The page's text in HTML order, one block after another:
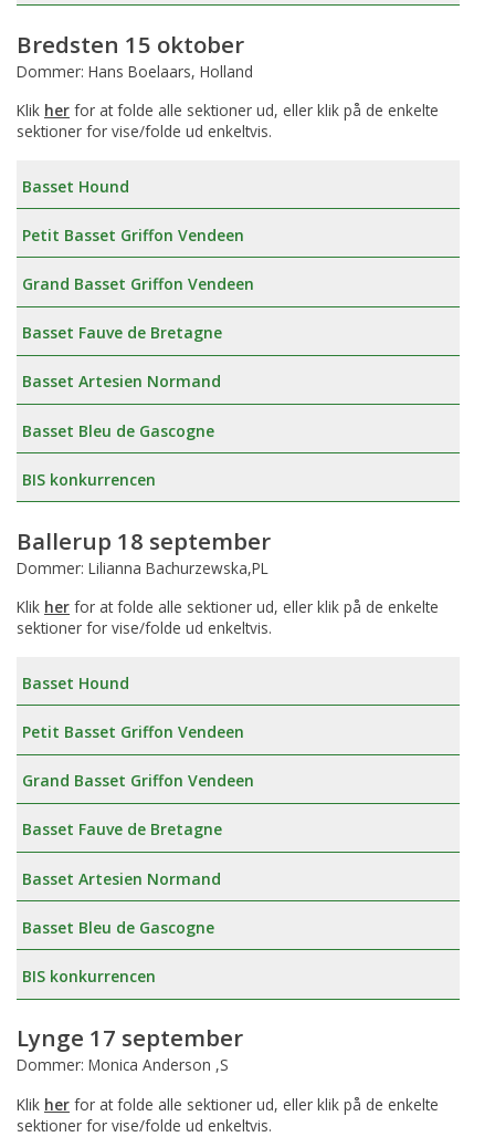
Bredsten 15 oktober
Dommer: Hans Boelaars, Holland
Klik her for at folde alle sektioner ud, eller klik på de enkelte
sektioner for vise/folde ud enkeltvis.
Basset Hound
Petit Basset Griffon Vendeen
Grand Basset Griffon Vendeen
Basset Fauve de Bretagne
Basset Artesien Normand
Basset Bleu de Gascogne
BIS konkurrencen
Ballerup 18 september
Dommer: Lilianna Bachurzewska,PL
Klik her for at folde alle sektioner ud, eller klik på de enkelte
sektioner for vise/folde ud enkeltvis.
Basset Hound
Petit Basset Griffon Vendeen
Grand Basset Griffon Vendeen
Basset Fauve de Bretagne
Basset Artesien Normand
Basset Bleu de Gascogne
BIS konkurrencen
Lynge 17 september
Dommer: Monica Anderson ,S
Klik her for at folde alle sektioner ud, eller klik på de enkelte
sektioner for vise/folde ud enkeltvis.